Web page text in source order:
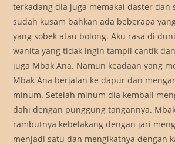
terkadang dia juga memakai daster dan
sudah kusam bahkan ada beberapa
yang sobek atau bolong. Aku rasa di
wanita yang tidak ingin tampil cantik
juga Mbak Ana. Namun keadaan yang
Mbak Ana berjalan ke dapur dan
minum. Setelah minum dia kembali
dahi dengan punggung tangannya.
rambutnya kebelakang dengan jari
menjadi satu dan mengikatnya dengan